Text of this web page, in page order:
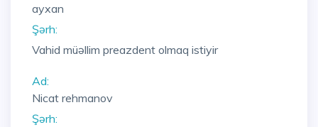
ayxan
Şərh:
Vahid müəllim preazdent olmaq istiyir
Ad:
Nicat rehmanov
Şərh: